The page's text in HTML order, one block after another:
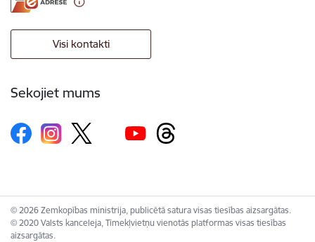
Visi kontakti
Sekojiet mums
© 2026 Zemkopības ministrija, publicētā satura visas tiesības aizsargātas.
© 2020 Valsts kanceleja, Tīmekļvietņu vienotās platformas visas tiesības
aizsargātas.